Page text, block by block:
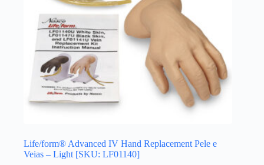
Life/form® Advanced IV Hand Replacement Pele e
Veias – Light [SKU: LF01140]